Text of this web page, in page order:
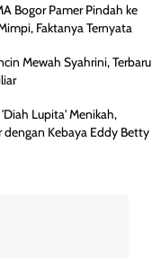
Bogor Pamer Pindah ke
Faktanya Ternyata
Mewah Syahrini, Terbaru
Lupita' Menikah,
dengan Kebaya Eddy Betty